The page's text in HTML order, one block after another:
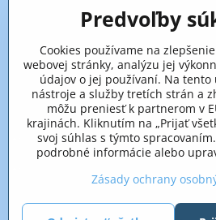
+421 32 652 59 25
Pridaje sa k nám aj na
Facebook
Predvoľby
Cookies používame na
webovej stránky, analýzu jej
údajov o jej používaní. Na tento
nástroje a služby tretích strán a
môžu preniesť k partnerom v
krajinách. Kliknutím na „Prijať
svoj súhlas s týmto
podrobné informácie alebo
Zásady ochrany